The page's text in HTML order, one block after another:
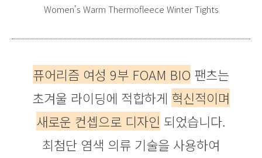
Women's Warm Thermofleece Winter Tights
퓨어리즘 여성 9부 FOAM BIO 팬츠는
초겨울 라이딩에 적합하게 혁신적이며
새로운 컨셉으로 디자인 되었습니다.
최첨단 염색 의류 기술을 사용하여